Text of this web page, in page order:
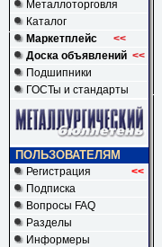
Металлоторговля
Каталог
Маркетплейс
<<
Доска объявлений <<
Подшипники
ГОСТы и стандарты
ПОЛЬЗОВАТЕЛЯМ
Регистрация <<
Подписка
Вопросы FAQ
Разделы
Информеры